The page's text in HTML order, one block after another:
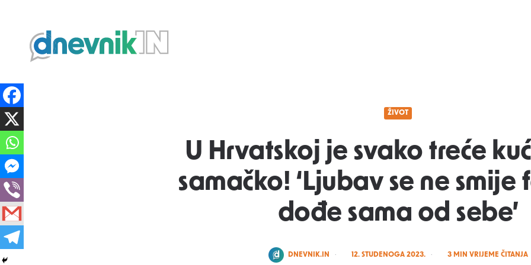
Dnevnik.in
ŽIVOT
U Hrvatskoj je svako treće
samačko! ‘Ljubav se ne smije
dođe sama od sebe’
POSTED
DNEVNIK.IN 12. STUDENOGA 2023. 3MIN VRIJEME ČITANJA